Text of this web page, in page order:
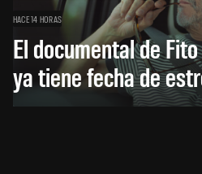
HACE 14 HORAS
El documental de
ya tiene fecha de